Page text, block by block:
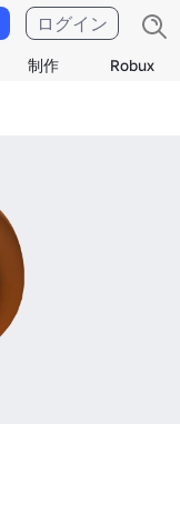
制作 Robux
ログイン